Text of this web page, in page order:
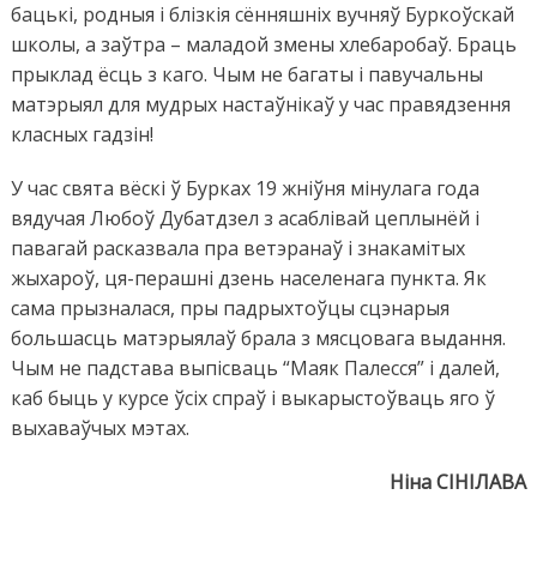
бацькі, родныя і блізкія сённяшніх вучняў Буркоўскай
школы, а заўтра – маладой змены хлебаробаў. Браць
прыклад ёсць з каго. Чым не багаты і павучальны
матэрыял для мудрых настаўнікаў у час правядзення
класных гадзін!
У час свята вёскі ў Бурках 19 жніўня мінулага года
вядучая Любоў Дубатдзел з асаблівай цеплынёй і
павагай расказвала пра ветэранаў і знакамітых
жыхароў, ця-перашні дзень населенага пункта. Як
сама прызналася, пры падрыхтоўцы сцэнарыя
большасць матэрыялаў брала з мясцовага выдання.
Чым не падстава выпісваць “Маяк Палесся” і далей,
каб быць у курсе ўсіх спраў і выкарыстоўваць яго ў
выхаваўчых мэтах.
Ніна СІНІЛАВА